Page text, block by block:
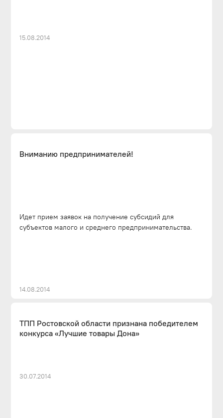
15.08.2014
Вниманию предпринимателей!
Идет прием заявок на получение субсидий для
субъектов малого и среднего предпринимательства.
14.08.2014
ТПП Ростовской области признана победителем
конкурса «Лучшие товары Дона»
30.07.2014